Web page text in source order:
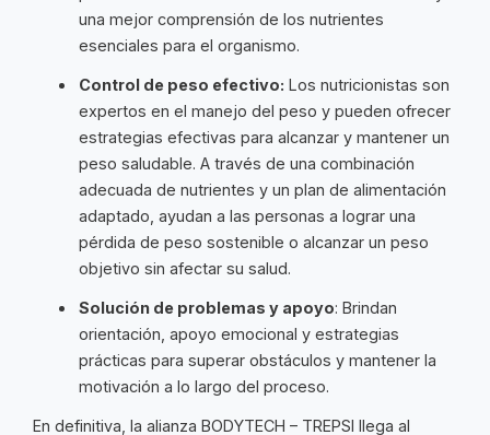
una mejor comprensión de los nutrientes
esenciales para el organismo.
Control de peso efectivo: Los nutricionistas son
expertos en el manejo del peso y pueden ofrecer
estrategias efectivas para alcanzar y mantener un
peso saludable. A través de una combinación
adecuada de nutrientes y un plan de alimentación
adaptado, ayudan a las personas a lograr una
pérdida de peso sostenible o alcanzar un peso
objetivo sin afectar su salud.
Solución de problemas y apoyo: Brindan
orientación, apoyo emocional y estrategias
prácticas para superar obstáculos y mantener la
motivación a lo largo del proceso.
En definitiva, la alianza BODYTECH – TREPSI llega al